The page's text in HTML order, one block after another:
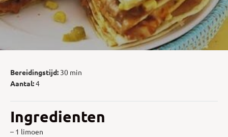
Bereidingstijd: 30 min
Aantal:4
Ingredienten
– 1 limoen